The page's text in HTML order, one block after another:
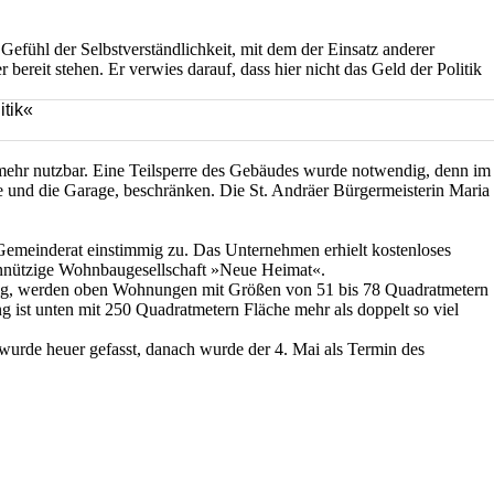
der Selbstverständlichkeit, mit dem der Einsatz anderer
stehen. Er verwies darauf, dass hier nicht das Geld der Politik
nutzbar. Eine Teilsperre des Gebäudes wurde notwendig, denn im
die Garage, beschränken. Die St. Andräer Bürgermeisterin Maria
einstimmig zu. Das Unternehmen erhielt kostenloses
Wohnbaugesellschaft »Neue Heimat«.
werden oben Wohnungen mit Größen von 51 bis 78 Quadratmetern
unten mit 250 Quadratmetern Fläche mehr als doppelt so viel
heuer gefasst, danach wurde der 4. Mai als Termin des